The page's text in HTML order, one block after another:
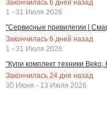
Закончилась 6 дней назад
1 - 31 Июля 2026
"Сервисные привилегии |
Закончилась 6 дней назад
1 - 31 Июля 2026
"Купи комплект техники
Закончилась 24 дня назад
30 Июня - 13 Июля 2026